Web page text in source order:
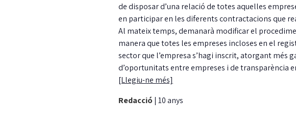
de disposar d’una relació de totes aquelles
en participar en les diferents contractacions que
Al mateix temps, demanarà modificar el
manera que totes les empreses incloses en el
sector que l’empresa s’hagi inscrit, atorgant
d’oportunitats entre empreses i de transparència
[Llegiu-ne més]
Redacció | 10 anys